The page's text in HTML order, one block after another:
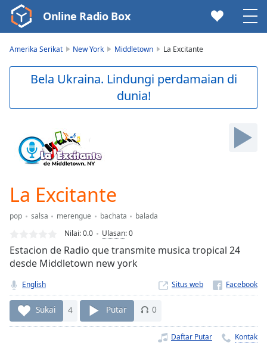
Video
Player
Skip
Forward
Mute
Current
Loaded:
Stream
TypeLIVE
live,
currently
behind
LIVE
Remaining
Online Radio Box
Amerika Serikat New York Middletown La Excitante
Bela Ukraina. Lindungi perdamaian di
dunia!
La Excitante
pop salsa merengue bachata
balada
Nilai:0.0 Ulasan:0
Estacion de Radio que transmite musica tropical 24
desde Middletown new york
English Situs web
Sukai 4 Putar 0
Daftar Putar Kontak